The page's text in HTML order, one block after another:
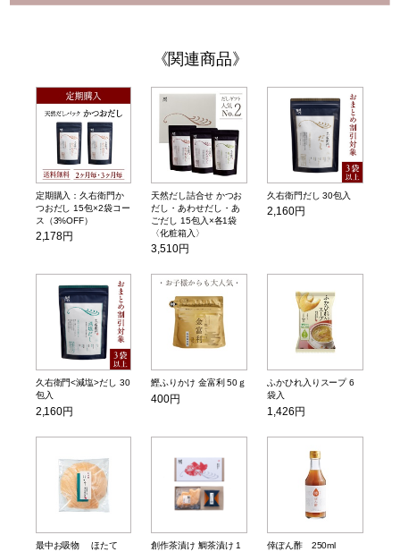
関連商品
定期購入：久右衛門か
つおだし 15包×2袋コー
ス（3%OFF）
2,178円
天然だし詰合せ かつお
だし・あわせだし・あ
ごだし 15包入×各1袋
〈化粧箱入〉
3,510円
久右衛門だし 30包入
2,160円
久右衛門<減塩>だし 30
包入
2,160円
鰹ふりかけ 金富利 50ｇ
400円
ふかひれ入りスープ 6
袋入
1,426円
最中お吸物 ほたて
創作茶漬け 鯛茶漬け 1
倖ぽん酢 250ml